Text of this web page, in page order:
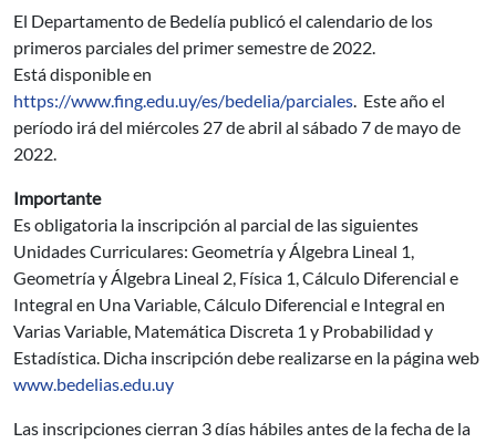
El Departamento de Bedelía publicó el calendario de los
primeros parciales del primer semestre de 2022.
Está disponible en
https://www.fing.edu.uy/es/bedelia/parciales. Este año el
período irá del miércoles 27 de abril al sábado 7 de mayo de
2022.
Importante
Es obligatoria la inscripción al parcial de las siguientes
Unidades Curriculares: Geometría y Álgebra Lineal 1,
Geometría y Álgebra Lineal 2, Física 1, Cálculo Diferencial e
Integral en Una Variable, Cálculo Diferencial e Integral en
Varias Variable, Matemática Discreta 1 y Probabilidad y
Estadística. Dicha inscripción debe realizarse en la página web
www.bedelias.edu.uy
Las inscripciones cierran 3 días hábiles antes de la fecha de la